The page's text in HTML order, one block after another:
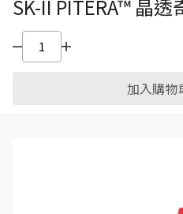
SK-II PITERA™ 晶
加入購物